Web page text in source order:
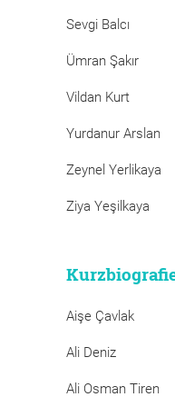
Sevgi Balcı
Ümran Şakır
Vildan Kurt
Yurdanur Arslan
Zeynel Yerlikaya
Ziya Yeşilkaya
Aişe Çavlak
Ali Deniz
Ali Osman Tiren